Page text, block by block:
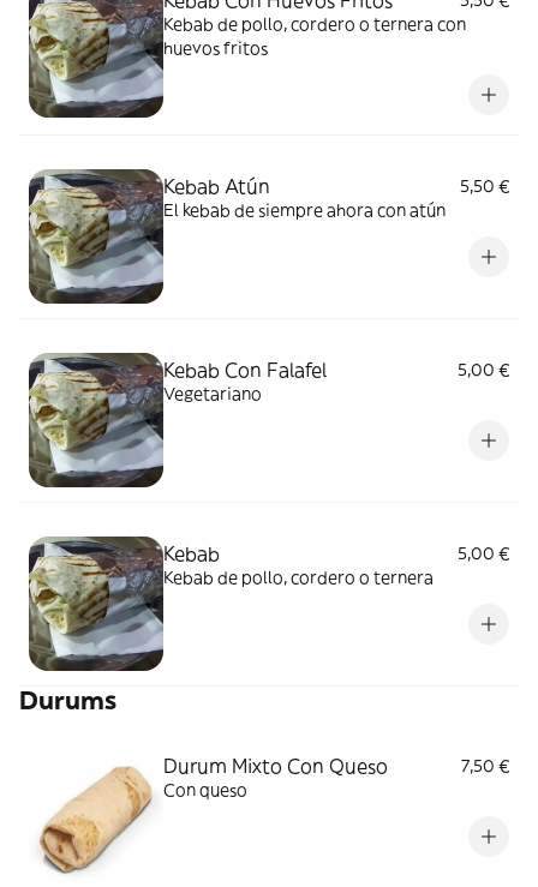
Kebab de pollo, cordero o ternera con
huevos fritos
Kebab Atún
5,50 €
El kebab de siempre ahora con atún
Kebab Con Falafel
5,00 €
Vegetariano
Kebab
5,00 €
Kebab de pollo, cordero o ternera
Durums
Durum Mixto Con Queso
7,50 €
Con queso